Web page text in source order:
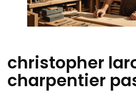
christopher
charpentier